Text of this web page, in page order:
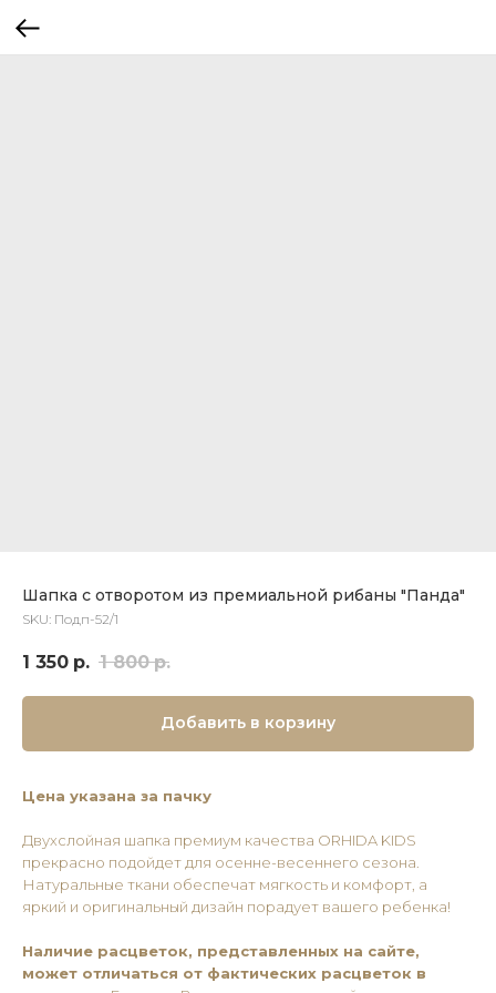
Шапка с отворотом из премиальной рибаны "Панда"
SKU: Подп-52/1
1 350 р. 1 800 р.
Добавить в корзину
Цена указана за пачку
Двухслойная шапка премиум качества ORHIDA KIDS
прекрасно подойдет для осенне-весеннего сезона.
Натуральные ткани обеспечат мягкость и комфорт, а
яркий и оригинальный дизайн порадует вашего ребенка!
Наличие расцветок, представленных на сайте,
может отличаться от фактических расцветок в